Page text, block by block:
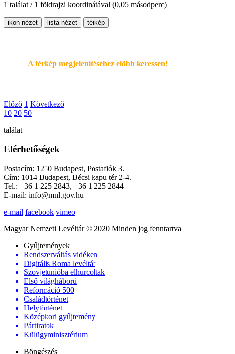
1 találat / 1 földrajzi koordinátával (0,05 másodperc)
ikon nézet lista nézet térkép
A térkép megjelenítéséhez elöbb keressen!
Előző 1 Következő
10 20 50
találat
Elérhetőségek
Postacím: 1250 Budapest, Postafiók 3.
Cím: 1014 Budapest, Bécsi kapu tér 2-4.
Tel.: +36 1 225 2843, +36 1 225 2844
E-mail: info@mnl.gov.hu
e-mail facebook vimeo
Magyar Nemzeti Levéltár © 2020 Minden jog fenntartva
Gyűjtemények
Rendszerváltás vidéken
Digitális Roma levéltár
Szovjetunióba elhurcoltak
Első világháború
Reformáció 500
Családtörténet
Helytörténet
Középkori gyűjtemény
Pártiratok
Külügyminisztérium
Böngészés